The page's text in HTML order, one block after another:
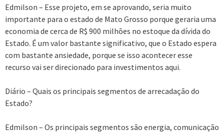
Edmilson – Esse projeto, em se aprovando, seria muito
importante para o estado de Mato Grosso porque geraria uma
economia de cerca de R$ 900 milhões no estoque da dívida do
Estado. É um valor bastante significativo, que o Estado espera
com bastante ansiedade, porque se isso acontecer esse
recurso vai ser direcionado para investimentos aqui.
Diário – Quais os principais segmentos de arrecadação do
Estado?
Edmilson – Os principais segmentos são energia, comunicação